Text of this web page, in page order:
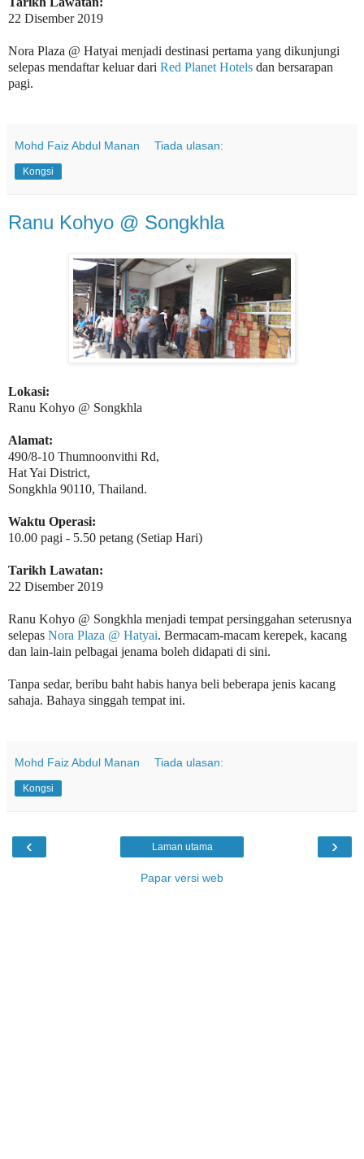
22 Disember 2019
Nora Plaza @ Hatyai menjadi destinasi pertama yang dikunjungi
selepas mendaftar keluar dari Red Planet Hotels dan bersarapan
pagi.
Mohd Faiz Abdul Manan Tiada ulasan:
Kongsi
Ranu Kohyo @ Songkhla
Lokasi:
Ranu Kohyo @ Songkhla
Alamat:
490/8-10 Thumnoonvithi Rd,
Hat Yai District,
Songkhla 90110, Thailand.
Waktu Operasi:
10.00 pagi - 5.50 petang (Setiap Hari)
Tarikh Lawatan:
22 Disember 2019
Ranu Kohyo @ Songkhla menjadi tempat persinggahan seterusnya
selepas Nora Plaza @ Hatyai. Bermacam-macam kerepek, kacang
dan lain-lain pelbagai jenama boleh didapati di sini.
Tanpa sedar, beribu baht habis hanya beli beberapa jenis kacang
sahaja. Bahaya singgah tempat ini.
Mohd Faiz Abdul Manan Tiada ulasan:
Kongsi
‹ ›
Laman utama
Papar versi web